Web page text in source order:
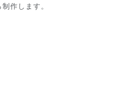
作します。